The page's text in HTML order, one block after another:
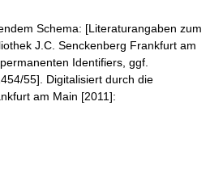
Schema: [Literaturangaben zum
J.C. Senckenberg Frankfurt am
Identifiers, ggf.
55]. Digitalisiert durch die
am Main [2011]: